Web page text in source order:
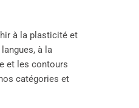
à la plasticité et
à la
et les contours
catégories et